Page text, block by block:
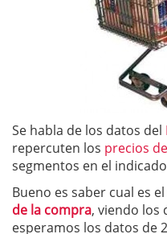
Se habla de los datos del
repercuten los precios
segmentos en el
Bueno es saber cual es
de la compra, viendo los
esperamos los datos de